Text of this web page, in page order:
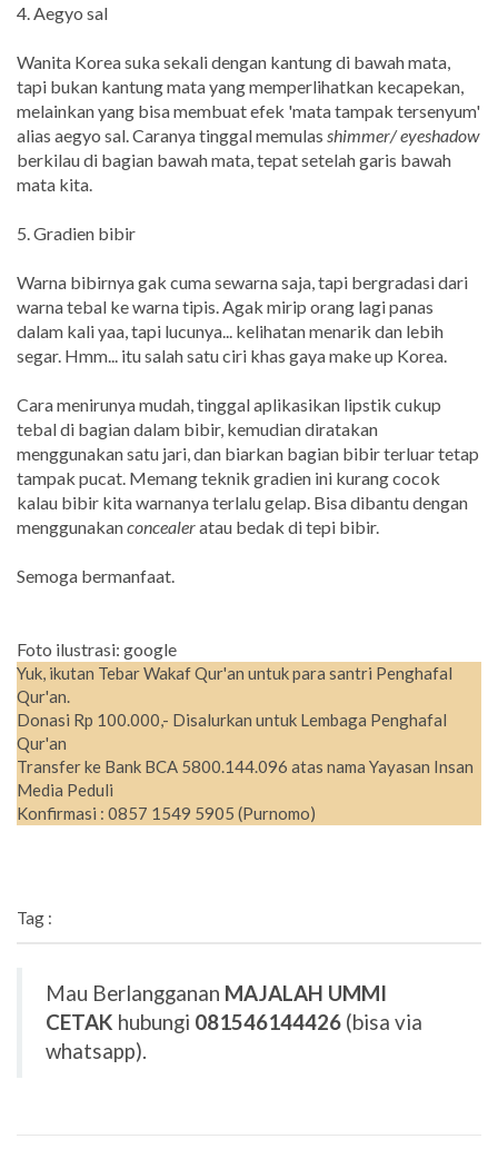
4. Aegyo sal
Wanita Korea suka sekali dengan kantung di bawah mata,
tapi bukan kantung mata yang memperlihatkan kecapekan,
melainkan yang bisa membuat efek 'mata tampak tersenyum'
alias aegyo sal. Caranya tinggal memulas shimmer/ eyeshadow
berkilau di bagian bawah mata, tepat setelah garis bawah
mata kita.
5. Gradien bibir
Warna bibirnya gak cuma sewarna saja, tapi bergradasi dari
warna tebal ke warna tipis. Agak mirip orang lagi panas
dalam kali yaa, tapi lucunya... kelihatan menarik dan lebih
segar. Hmm... itu salah satu ciri khas gaya make up Korea.
Cara menirunya mudah, tinggal aplikasikan lipstik cukup
tebal di bagian dalam bibir, kemudian diratakan
menggunakan satu jari, dan biarkan bagian bibir terluar tetap
tampak pucat. Memang teknik gradien ini kurang cocok
kalau bibir kita warnanya terlalu gelap. Bisa dibantu dengan
menggunakanconcealeratau bedak di tepi bibir.
Semoga bermanfaat.
Foto ilustrasi: google
Yuk, ikutan Tebar Wakaf Qur'an untuk para santri Penghafal
Qur'an.
Donasi Rp 100.000,- Disalurkan untuk Lembaga Penghafal
Qur'an
Transfer ke Bank BCA 5800.144.096 atas nama Yayasan Insan
Media Peduli
Konfirmasi : 0857 1549 5905 (Purnomo)
Tag :
Mau Berlangganan MAJALAH UMMI
CETAK hubungi 081546144426 (bisa via
whatsapp).